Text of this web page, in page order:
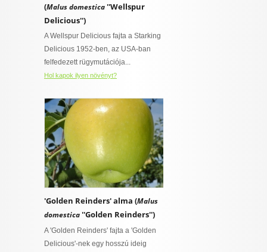
(Malus domestica''Wellspur
Delicious'')
A Wellspur Delicious fajta a Starking
Delicious 1952-ben, az USA-ban
felfedezett rügymutációja...
Hol kapok ilyen növényt?
'Golden Reinders' alma (Malus
domestica''Golden Reinders'')
A 'Golden Reinders' fajta a 'Golden
Delicious'-nek egy hosszú ideig